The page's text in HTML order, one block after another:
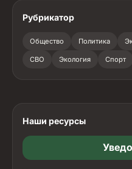
Рубрикатор
Общество Политика
СВО Экология Спорт
Наши ресурсы